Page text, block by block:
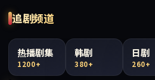
追剧频道
热播剧集
1200+
韩剧
380+
日剧
260+